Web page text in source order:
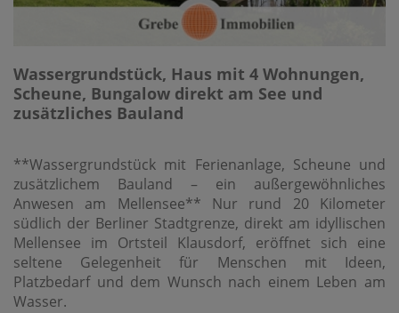
Wassergrundstück, Haus mit 4 Wohnungen,
Scheune, Bungalow direkt am See und
zusätzliches Bauland
**Wassergrundstück mit Ferienanlage, Scheune und
zusätzlichem Bauland – ein außergewöhnliches
Anwesen am Mellensee** Nur rund 20 Kilometer
südlich der Berliner Stadtgrenze, direkt am idyllischen
Mellensee im Ortsteil Klausdorf, eröffnet sich eine
seltene Gelegenheit für Menschen mit Ideen,
Platzbedarf und dem Wunsch nach einem Leben am
Wasser.